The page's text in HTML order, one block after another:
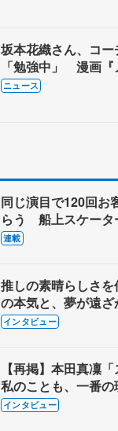
坂本花織さん、コ
「勉強中」 漫画
会で子どもたちにエ
ニュース
同じ演目で120回お
らう 船上スケータ
とは 影響あった
連載
推しの素晴らしさ
の本気と、夢が遠
田真凜の覚悟
インタビュー
【再掲】本田真凜
私のことも、一番
退時の単独インタ
インタビュー